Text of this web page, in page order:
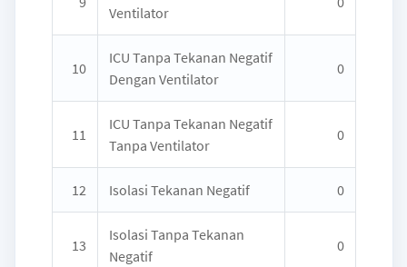
Ventilator
10
ICU Tanpa Tekanan Negatif
Dengan Ventilator
0
11
ICU Tanpa Tekanan Negatif
Tanpa Ventilator
0
12 Isolasi Tekanan Negatif 0
13
Isolasi Tanpa Tekanan
Negatif
0